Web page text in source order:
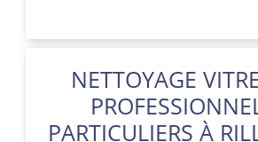
NETTOYAGE
PARTICULIERS À